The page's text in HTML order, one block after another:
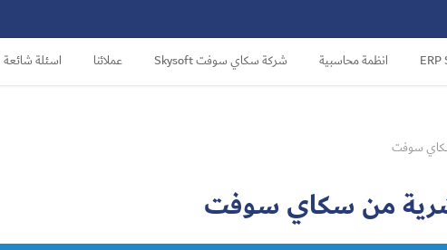
انظمة محاسبية شركة سكاي سوفت Skysoft عملائنا اسئلة شائعة
سكاي سوفت
من سكاي سوفت